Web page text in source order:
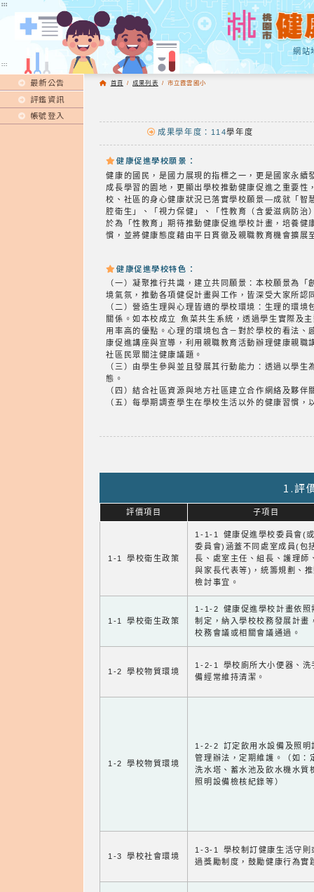
:::
網站
:::
最新公告
評鑑資訊
帳號登入
首頁 / 成果列表 / 市立霞雲國小
成果學年度：114學年度
健康促進學校願景：
健康的國民，是國力展現的指標之一，更是國家永
成長學習的園地，更顯出學校推動健康促進之重要
校、社區的身心健康狀況已落實學校願景—成就「智
腔衛生」、「視力保健」、「性教育（含愛滋病防
於為「性教育」期待推動健康促進學校計畫，培養
慣，並將健康態度藉由平日貫徹及親職教育機會擴
健康促進學校特色：
（一）凝聚推行共識，建立共同願景：本校願景為
境氣氛，推動各項健促計畫與工作，皆深受大家所
（二）營造生理與心理皆適的學校環境：生理的環
關係。如本校成立 魚菜共生系統，透過學生實際及
用率高的優點。心理的環境包含－對於學校的看法
康促進講座與宣導，利用親職教育活動辦理健康親
社區民眾關注健康議題。
（三）由學生參與並且發展其行動能力：透過以學
態。
（四）結合社區資源與地方社區建立合作網絡及夥
（五）每學期調查學生在學校生活以外的健康習慣，
1.評
評價項目 子項目
1-1 學校衛生政策
1-1-1 健康促進學校委員會(
委員會)涵蓋不同處室成員(包
長、處室主任、組長、護理師
與家長代表等)，統籌規劃、
檢討事宜。
1-1 學校衛生政策
1-1-2 健康促進學校計畫依照
制定，納入學校校務發展計畫
校務會議或相關會議通過。
1-2 學校物質環境
1-2-1 學校廁所大小便器、洗
備經常維持清潔。
1-2 學校物質環境
1-2-2 訂定飲用水設備及照明
管理辦法，定期維護。（如：
洗水塔、蓄水池及飲水機水質
照明設備檢核紀錄等）
1-3 學校社會環境
1-3-1 學校制訂健康生活守則
過獎勵制度，鼓勵健康行為實
:::